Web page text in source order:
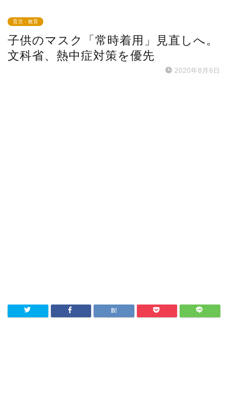
育児・教育
子供のマスク「常時着用」見直しへ。
文科省、熱中症対策を優先
2020年8月6日